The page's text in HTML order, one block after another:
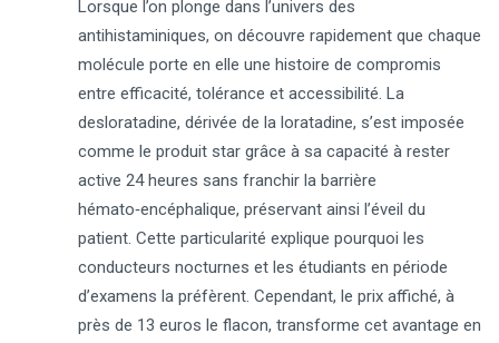
Lorsque l’on plonge dans l’univers des
antihistaminiques, on découvre rapidement que chaque
molécule porte en elle une histoire de compromis
entre efficacité, tolérance et accessibilité. La
desloratadine, dérivée de la loratadine, s’est imposée
comme le produit star grâce à sa capacité à rester
active 24 heures sans franchir la barrière
hémato‑encéphalique, préservant ainsi l’éveil du
patient. Cette particularité explique pourquoi les
conducteurs nocturnes et les étudiants en période
d’examens la préfèrent. Cependant, le prix affiché, à
près de 13 euros le flacon, transforme cet avantage en